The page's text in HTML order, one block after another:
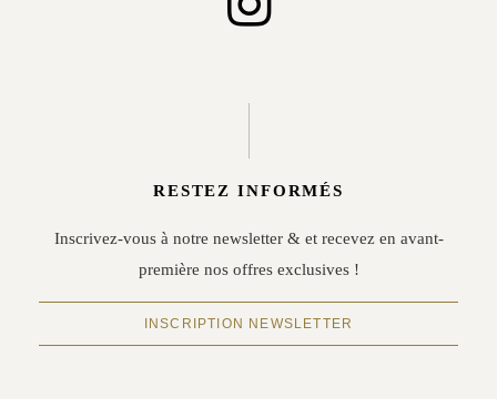
RESTEZ INFORMÉS
Inscrivez-vous à notre newsletter & et recevez en avant-
première nos offres exclusives !
INSCRIPTION NEWSLETTER